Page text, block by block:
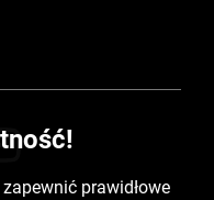
prawidłowe